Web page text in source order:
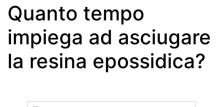
Quanto tempo
impiega ad asciugare
la resina epossidica?